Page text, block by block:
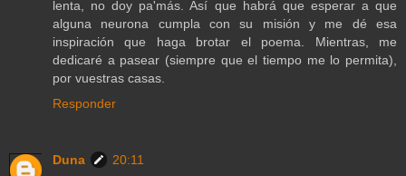
lenta, no doy pa'más. Así que habrá que esperar a que
alguna neurona cumpla con su misión y me dé esa
inspiración que haga brotar el poema. Mientras, me
dedicaré a pasear (siempre que el tiempo me lo permita),
por vuestras casas.
Responder
Duna
20:11